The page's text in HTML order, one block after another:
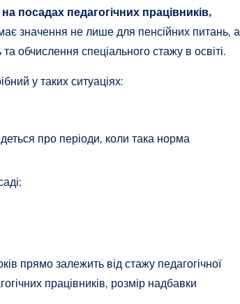
посадах педагогічних працівників,
значення не лише для пенсійних питань, а
обчислення спеціального стажу в освіті.
у таких ситуаціях:
про періоди, коли така норма
прямо залежить від стажу педагогічної
працівників, розмір надбавки